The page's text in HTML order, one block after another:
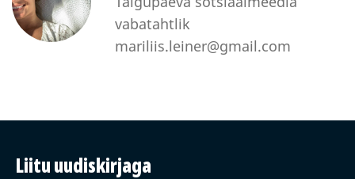
vabatahtlik
mariliis.leiner@gmail.com
Liitu uudiskirjaga